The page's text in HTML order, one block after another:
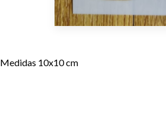
Medidas 10x10 cm